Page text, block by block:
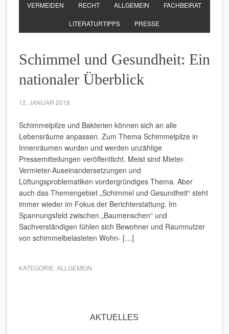
VERMEIDEN RECHT ALLGEMEIN FACHBEIRAT
LITERATURTIPPS PRESSE
Schimmel und Gesundheit: Ein
nationaler Überblick
12. JANUAR 2018
Schimmelpilze und Bakterien können sich an alle
Lebensräume anpassen. Zum Thema Schimmelpilze in
Innenräumen wurden und werden unzählige
Pressemitteilungen veröffentlicht. Meist sind Mieter-
Vermieter-Auseinandersetzungen und
Lüftungsproblematiken vordergründiges Thema. Aber
auch das Themengebiet „Schimmel und Gesundheit“ steht
immer wieder im Fokus der Berichterstattung. Im
Spannungsfeld zwischen „Baumenschen“ und
Sachverständigen fühlen sich Bewohner und Raumnutzer
von schimmelbelasteten Wohn- […]
KATEGORIE:ALLGEMEIN
AKTUELLES